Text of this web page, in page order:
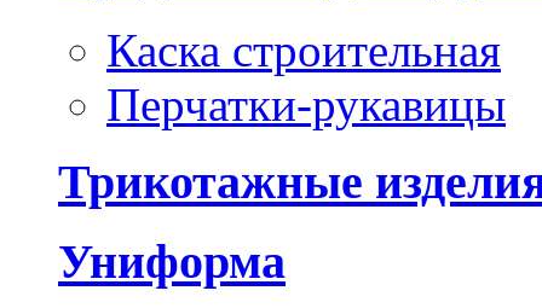
Каска строительная
Перчатки-рукавицы
Трикотажные
Униформа